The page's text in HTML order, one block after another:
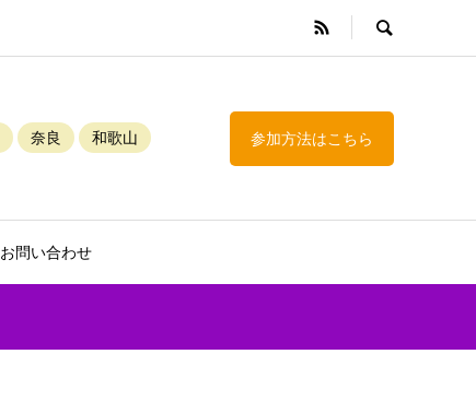
奈良 和歌山 参加方法はこちら
お問い合わせ